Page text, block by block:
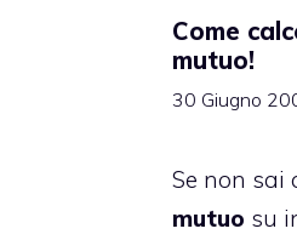
Come
mutuo!
30 Giugno
Se non sai
mutuo su